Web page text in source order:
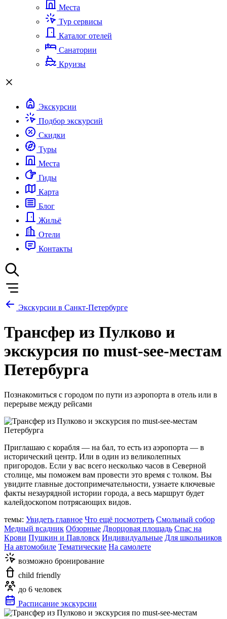
Места
Тур сервисы
Каталог отелей
Санатории
Круизы
Экскурсии
Подбор экскурсий
Скидки
Туры
Места
Гиды
Карта
Блог
Жильё
Отели
Контакты
Экскурсии в Санкт-Петербурге
Трансфер из Пулково и
экскурсия по must-see-местам
Петербурга
Познакомиться с городом по пути из аэропорта в отель или в
перерыве между рейсами
Приглашаю с корабля — на бал, то есть из аэропорта — в
исторический центр. Или в один из великолепных
пригородов. Если у вас всего несколько часов в Северной
столице, мы поможем вам провести это время с толком. Вы
увидите главные достопримечательности, узнаете ключевые
факты незаурядной истории города, а весь маршрут будет
калейдоскопом потрясающих видов.
темы: Увидеть главное Что ещё посмотреть Смольный собор
Медный всадник Обзорные Дворцовая площадь Спас на
Крови Пушкин и Павловск Индивидуальные Для школьников
На автомобиле Тематические На самолете
возможно бронирование
child friendly
до 6 человек
Расписание экскурсии